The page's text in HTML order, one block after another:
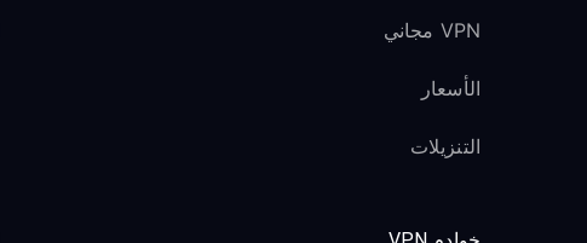
VPN مجاني
الأسعار
التنزيلات